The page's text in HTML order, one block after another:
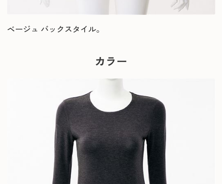
ベージュ バックスタイル。
カラー